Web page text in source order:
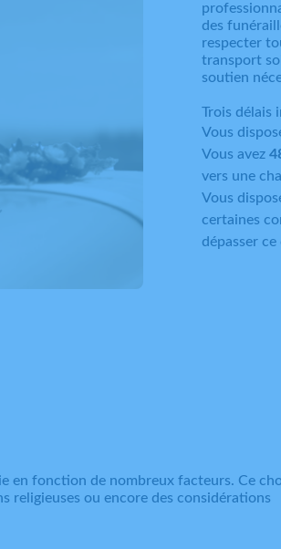
des
respecter
transport
soutien
Trois délais
Vous
Vous avez
vers une
Vous
certaines
dépasser ce
en fonction de nombreux facteurs. Ce
religieuses ou encore des considérations